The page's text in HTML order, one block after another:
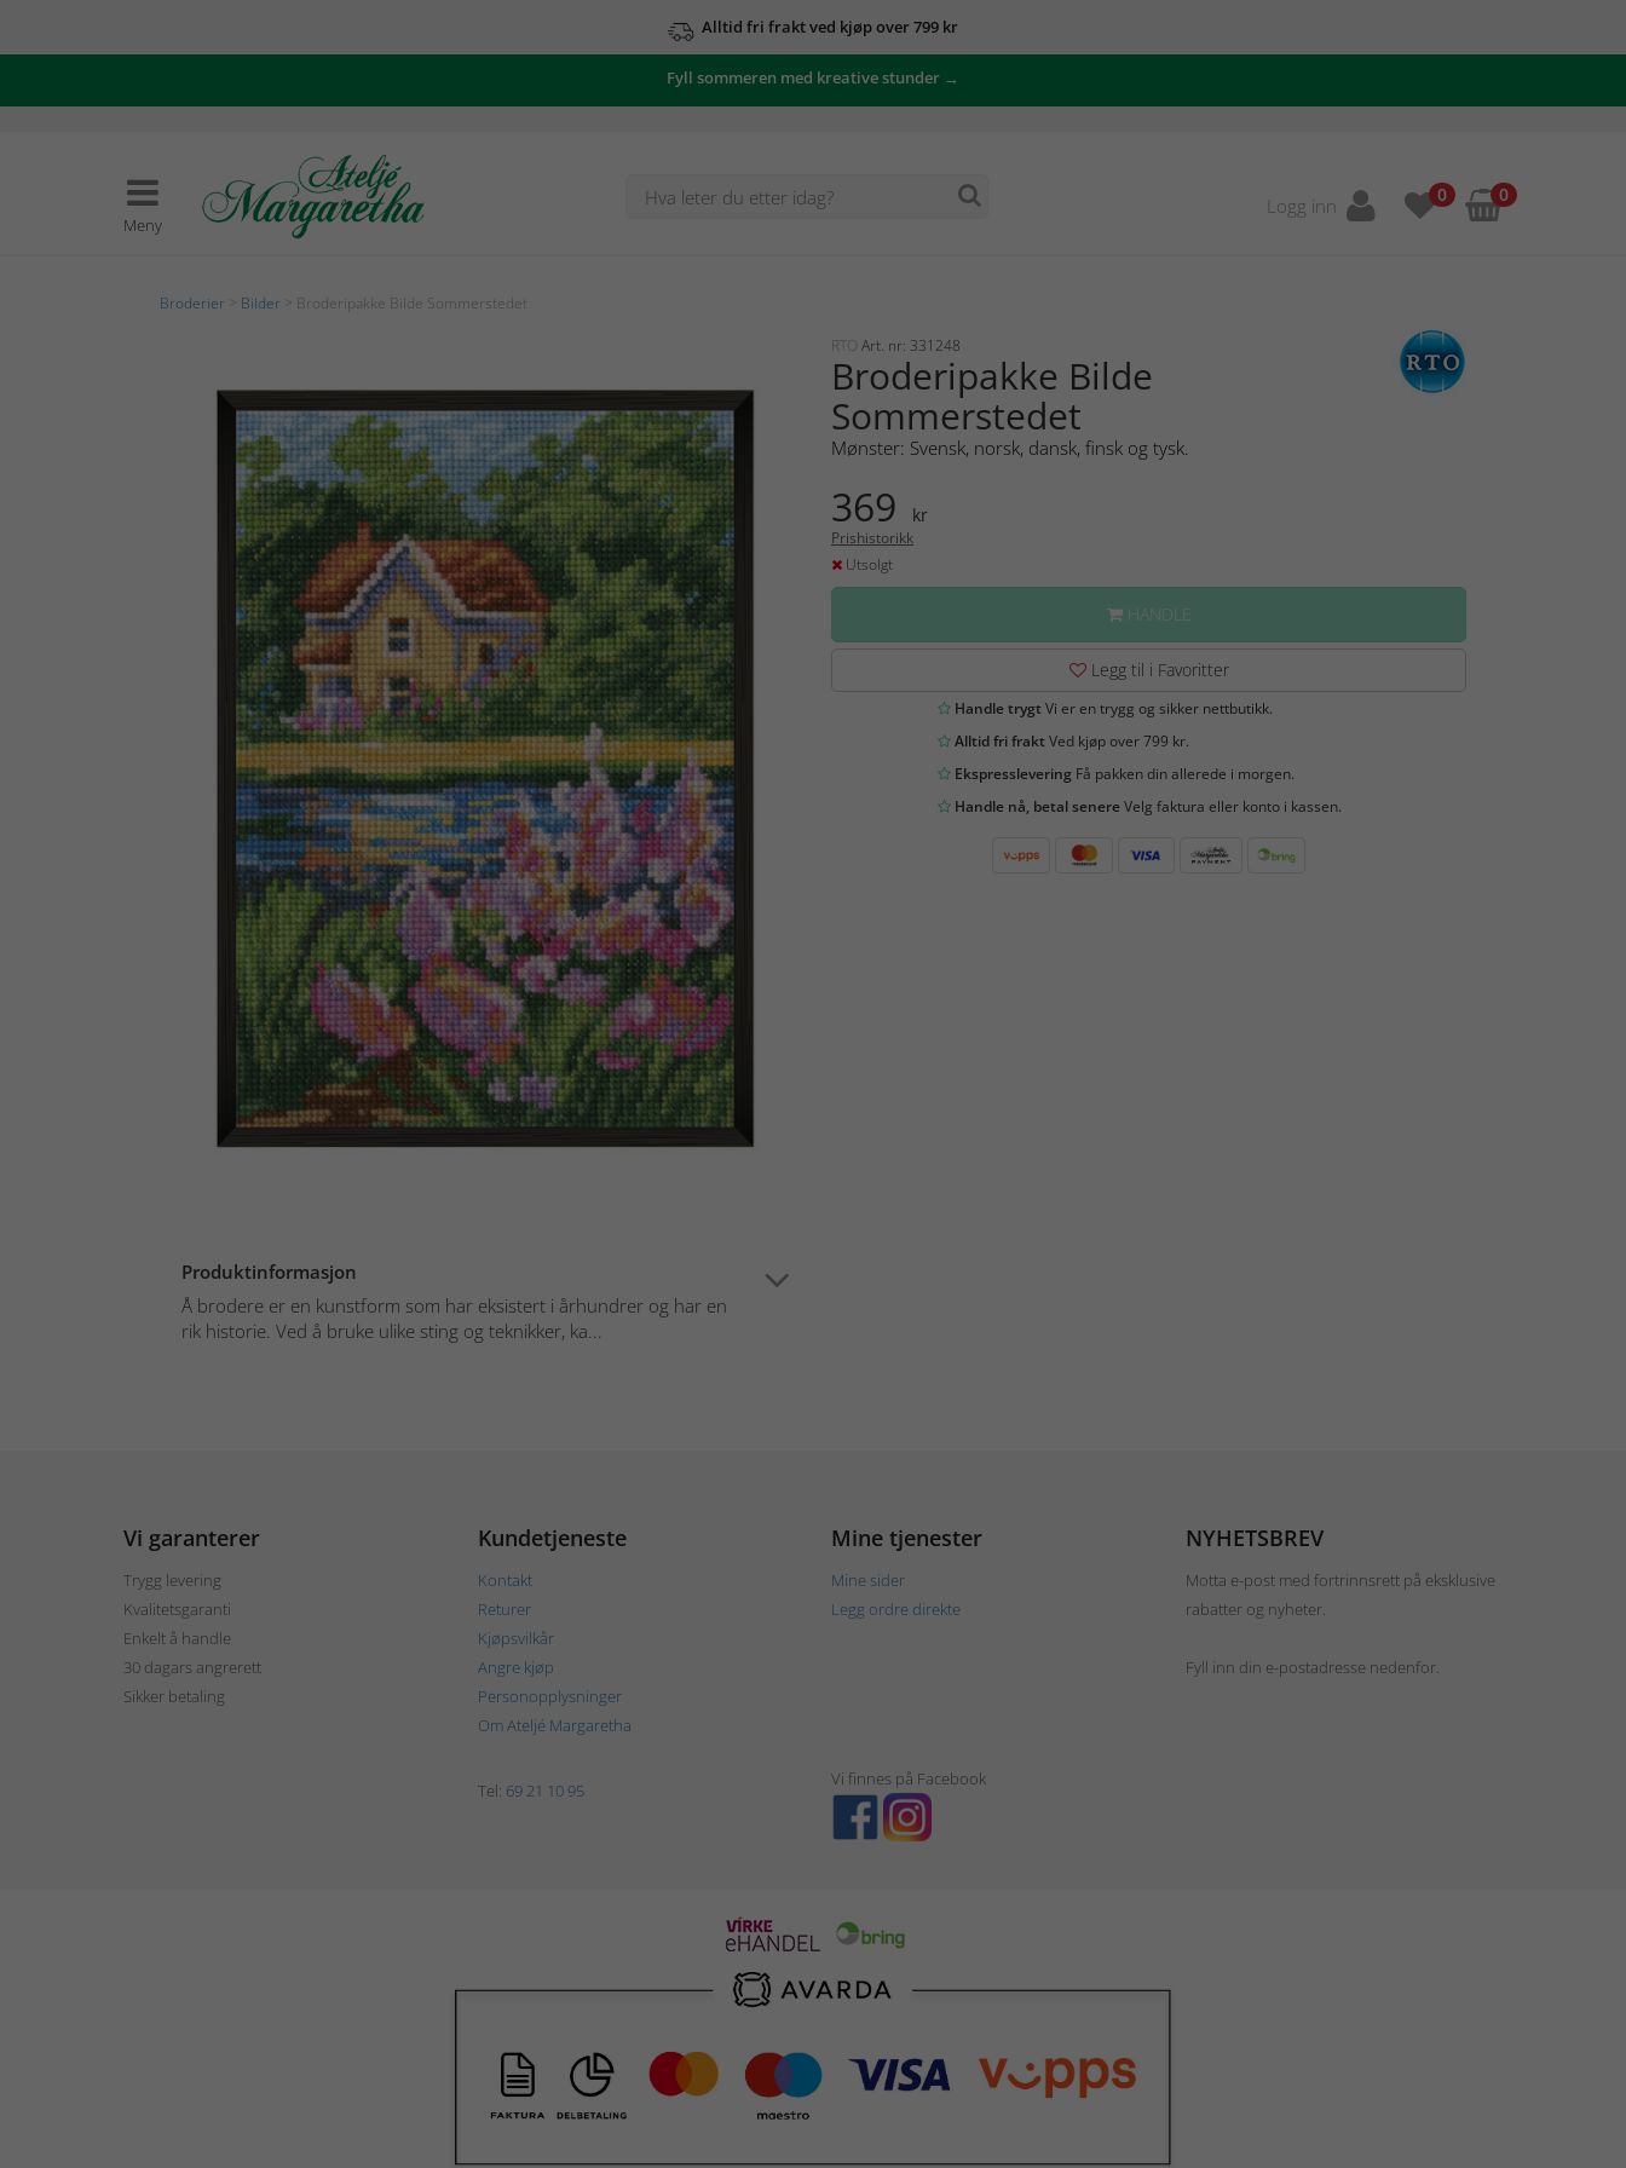
Alltid fri frakt ved kjøp over 799 kr
Fyll sommeren med kreative stunder →
Meny
Logg inn 0 0
Broderier Bilder > Broderipakke Bilde Sommerstedet
Produktinformasjon
Å brodere er en kunstform som har eksistert i århundrer og har en
rik historie. Ved å bruke ulike sting og teknikker, ka...
RTO Art. nr: 331248
Broderipakke Bilde
Sommerstedet
Mønster: Svensk, norsk, dansk, finsk og tysk.
369 kr
Prishistorikk
Utsolgt
HANDLE
Legg til i Favoritter
Handle trygtVi er en trygg og sikker nettbutikk.
Alltid fri fraktVed kjøp over 799 kr.
EkspressleveringFå pakken din allerede i morgen.
Handle nå, betal senereVelg faktura eller konto i kassen.
Vi garanterer
Trygg levering
Kvalitetsgaranti
Enkelt å handle
30 dagars angrerett
Sikker betaling
Kundetjeneste
Kontakt
Returer
Kjøpsvilkår
Angre kjøp
Personopplysninger
Om Ateljé Margaretha
Mine tjenester
Mine sider
Legg ordre direkte
NYHETSBREV
Motta e-post med fortrinnsrett på eksklusive
rabatter og nyheter.
Fyll inn din e-postadresse nedenfor.
Tel: 69 21 10 95
Vi finnes på Facebook